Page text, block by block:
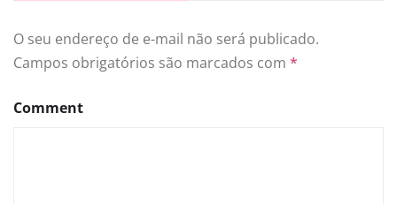
O seu endereço de e-mail não será publicado.
Campos obrigatórios são marcados com *
Comment